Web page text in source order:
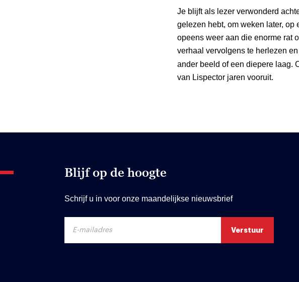
Je blijft als lezer verwonderd
gelezen hebt, om weken later, op
opeens weer aan die enorme rat
verhaal vervolgens te herlezen
ander beeld of een diepere laag.
van Lispector jaren vooruit.
Blijf op de hoogte
Schrijf u in voor onze maandelijkse nieuwsbrief